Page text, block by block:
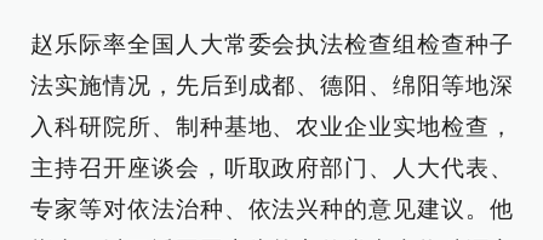
赵乐际率全国人大常委会执法检查组检查种子
法实施情况，先后到成都、德阳、绵阳等地深
入科研院所、制种基地、农业企业实地检查，
主持召开座谈会，听取政府部门、人大代表、
专家等对依法治种、依法兴种的意见建议。他